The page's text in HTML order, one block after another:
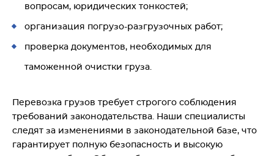
вопросам, юридических тонкостей;
организация погрузо-разгрузочных работ;
проверка документов, необходимых для
таможенной очистки груза.
Перевозка грузов требует строгого соблюдения
требований законодательства. Наши специалисты
следят за изменениями в законодательной базе, что
гарантирует полную безопасность и высокую